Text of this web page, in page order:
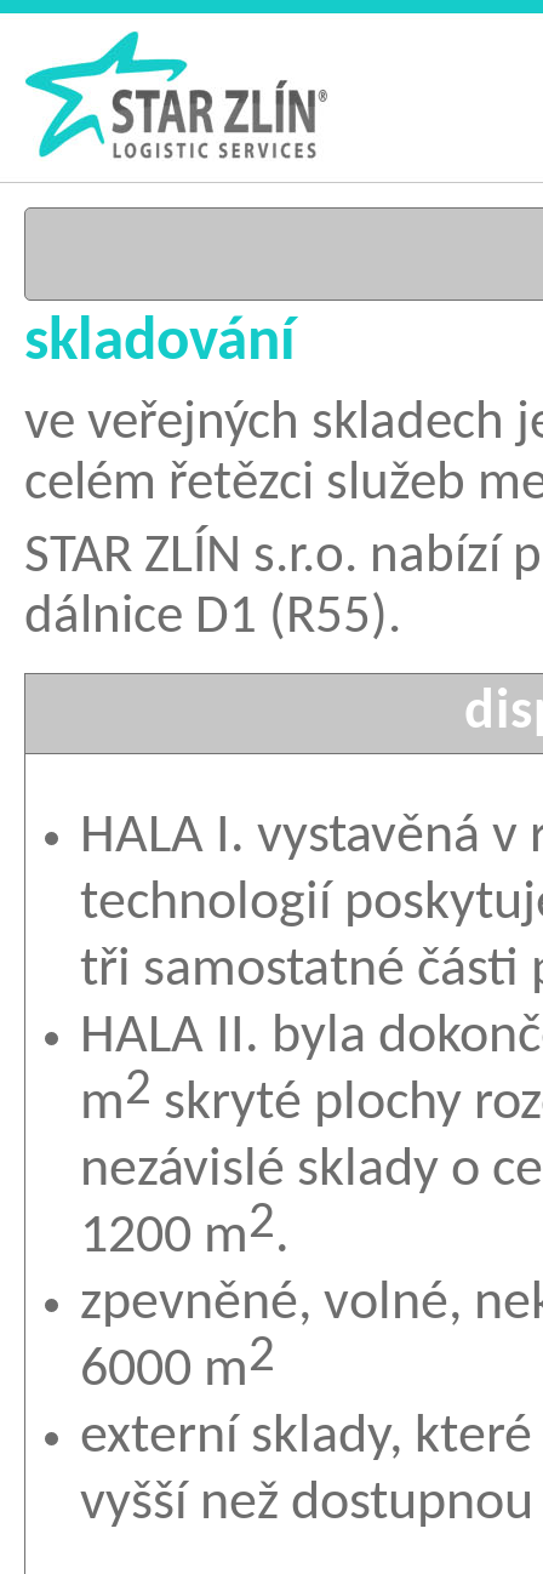
skladování
ve veřejných skladech
celém řetězci služeb
STAR ZLÍN s.r.o.
dálnice D1 (R55).
HALA I. vystavěná
technologií
tři samostatné části
HALA II. byla
m2 skryté plochy
nezávislé sklady o
1200 m2.
zpevněné, volné,
6000 m2
externí sklady,
vyšší než